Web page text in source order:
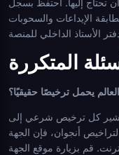
تحتاج إليها. احتفظ بسجل
الإيداعات والسحوبات
المتكررة
يحمل ترخيصًا حقيقيًا؟
كل ترخيص شرعي إلى
أنجوان، فإن الجهة
قم بزيارة موقع الجهة